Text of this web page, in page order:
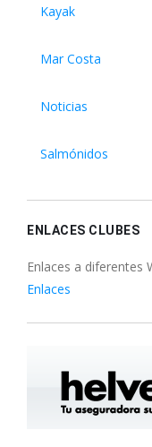
Kayak
Mar Costa
Noticias
Salmónidos
ENLACES CLUBES
Enlaces a diferentes
Enlaces